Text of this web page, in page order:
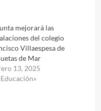
mejorará las
del colegio
Villaespesa de
de Mar
13, 2025